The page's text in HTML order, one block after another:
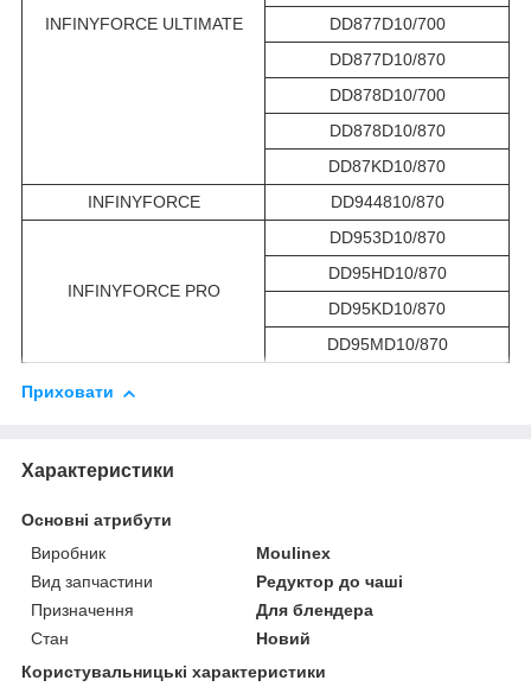
INFINYFORCE ULTIMATE
DD877D10/700
DD877D10/870
DD878D10/700
DD878D10/870
DD87KD10/870
INFINYFORCE
DD944810/870
INFINYFORCE PRO
DD953D10/870
DD95HD10/870
DD95KD10/870
DD95MD10/870
Приховати
Характеристики
Основні атрибути
Виробник
Moulinex
Вид запчастини
Редуктор до чаші
Призначення
Для блендера
Стан
Новий
Користувальницькі характеристики